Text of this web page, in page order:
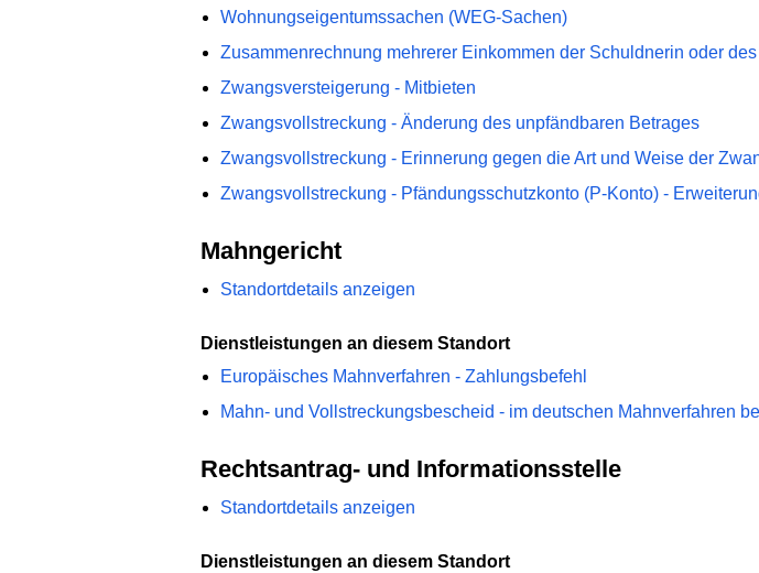
Wohnungseigentumssachen (WEG-Sachen)
Zusammenrechnung mehrerer Einkommen der Schuldnerin oder
Zwangsversteigerung - Mitbieten
Zwangsvollstreckung - Änderung des unpfändbaren Betrages
Zwangsvollstreckung - Erinnerung gegen die Art und Weise der
Zwangsvollstreckung - Pfändungsschutzkonto (P-Konto) -
Mahngericht
Standortdetails anzeigen
Dienstleistungen an diesem Standort
Europäisches Mahnverfahren - Zahlungsbefehl
Mahn- und Vollstreckungsbescheid - im deutschen Mahnverfahren
Rechtsantrag- und Informationsstelle
Standortdetails anzeigen
Dienstleistungen an diesem Standort